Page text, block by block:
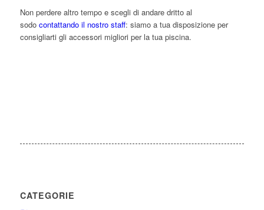
Non perdere altro tempo e scegli di andare dritto al
sodo contattando il nostro staff: siamo a tua disposizione per
consigliarti gli accessori migliori per la tua piscina.
CATEGORIE